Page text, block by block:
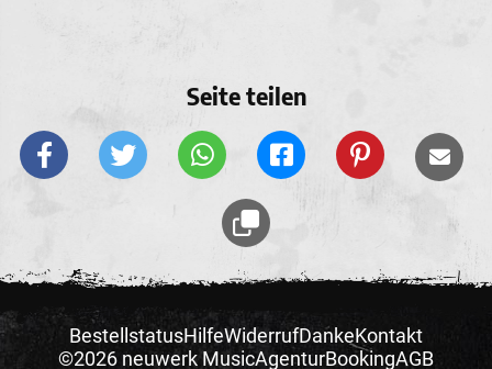
Seite teilen
BestellstatusHilfeWiderrufDankeKontakt
©2026 neuwerk MusicAgenturBookingAGB